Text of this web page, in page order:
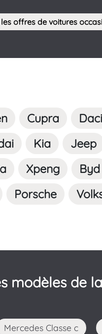
offres de voitures
Cupra
Kia Jeep
Xpeng Byd
Porsche
modèles de
Mercedes Classe c